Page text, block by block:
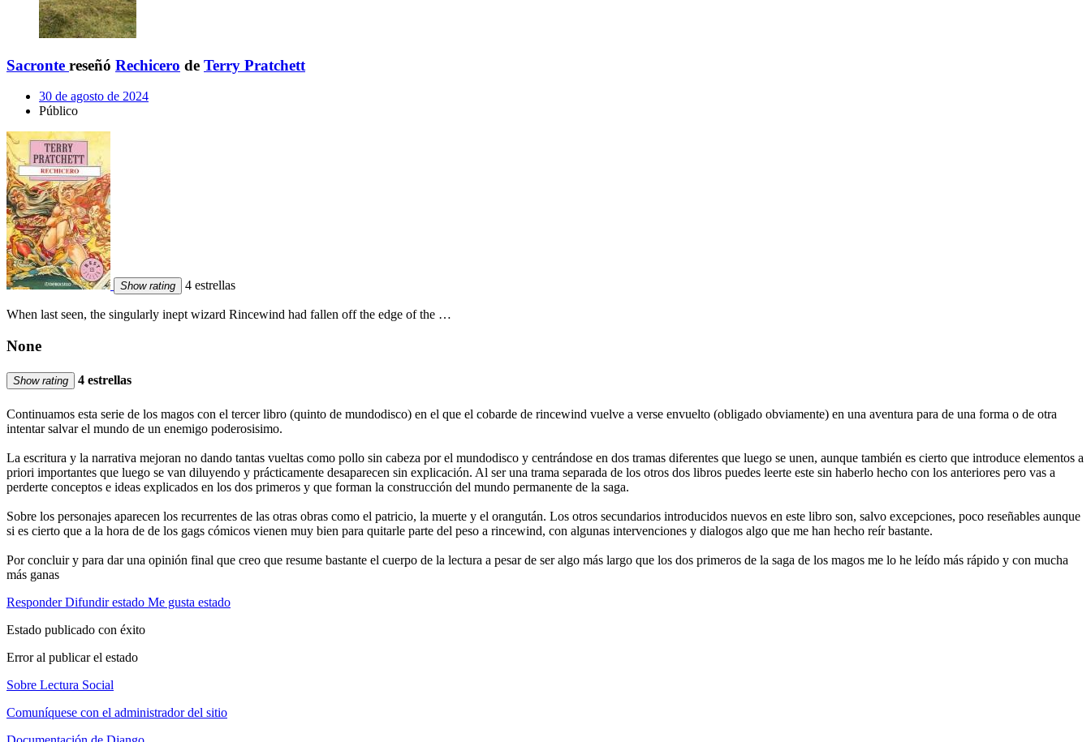
Sacronte reseñó Rechicero de Terry Pratchett
30 de agosto de 2024
Público
Show rating 4 estrellas
When last seen, the singularly inept wizard Rincewind had fallen off the edge of the …
None
Show rating 4 estrellas
Continuamos esta serie de los magos con el tercer libro (quinto de mundodisco) en el que el cobarde de rincewind vuelve a verse envuelto (obligado obviamente) en una aventura para de una forma o de otra
intentar salvar el mundo de un enemigo poderosisimo.
La escritura y la narrativa mejoran no dando tantas vueltas como pollo sin cabeza por el mundodisco y centrándose en dos tramas diferentes que luego se unen, aunque también es cierto que introduce elementos a
priori importantes que luego se van diluyendo y prácticamente desaparecen sin explicación. Al ser una trama separada de los otros dos libros puedes leerte este sin haberlo hecho con los anteriores pero vas a
perderte conceptos e ideas explicados en los dos primeros y que forman la construcción del mundo permanente de la saga.
Sobre los personajes aparecen los recurrentes de las otras obras como el patricio, la muerte y el orangután. Los otros secundarios introducidos nuevos en este libro son, salvo excepciones, poco reseñables aunque
si es cierto que a la hora de de los gags cómicos vienen muy bien para quitarle parte del peso a rincewind, con algunas intervenciones y dialogos algo que me han hecho reír bastante.
Por concluir y para dar una opinión final que creo que resume bastante el cuerpo de la lectura a pesar de ser algo más largo que los dos primeros de la saga de los magos me lo he leído más rápido y con mucha
más ganas
Responder Difundir estado Me gusta estado
Estado publicado con éxito
Error al publicar el estado
Sobre Lectura Social
Comuníquese con el administrador del sitio